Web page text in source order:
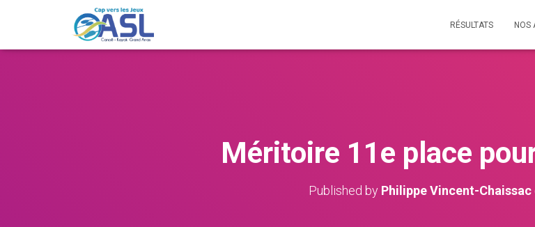
RÉSULTATS NOS
Méritoire 11e place
Published by Philippe Vincent-Chaissac